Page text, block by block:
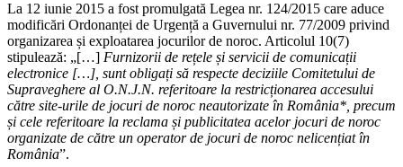
La 12 iunie 2015 a fost promulgată Legea nr. 124/2015 care aduce
modificări Ordonanței de Urgență a Guvernului nr. 77/2009 privind
organizarea și exploatarea jocurilor de noroc. Articolul 10(7)
stipulează: „[…] Furnizorii de rețele și servicii de comunicații
electronice […], sunt obligați să respecte deciziile Comitetului de
Supraveghere al O.N.J.N. referitoare la restricționarea accesului
către site-urile de jocuri de noroc neautorizate în România*, precum
și cele referitoare la reclama și publicitatea acelor jocuri de noroc
organizate de către un operator de jocuri de noroc nelicențiat în
România”.